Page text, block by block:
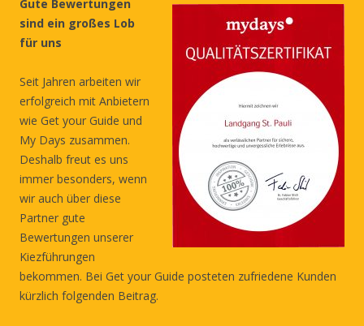
Gute Bewertungen
sind ein großes Lob
für uns
Seit Jahren arbeiten wir
erfolgreich mit Anbietern
wie Get your Guide und
My Days zusammen.
Deshalb freut es uns
immer besonders, wenn
wir auch über diese
Partner gute
Bewertungen unserer
Kiezführungen
bekommen. Bei Get your Guide posteten zufriedene Kunden
kürzlich folgenden Beitrag.